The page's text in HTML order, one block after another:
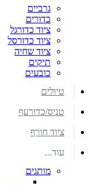
גרביים
כדורים
ציוד כדורגל
ציוד כדורסל
ציוד שחיה
תיקים
כובעים
טיולים
טניס/כדורעף
ציוד חורף
עוד...
מותגים